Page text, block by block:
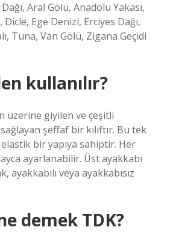
Aral Gölü, Anadolu Yakası,
Dicle, Ege Denizi, Erciyes Dağı,
Tuna, Van Gölü, Zigana Geçidi
kullanılır?
üzerine giyilen ve çeşitli
şeffaf bir kılıftır. Bu tek
elastik bir yapıya sahiptir. Her
ayarlanabilir. Üst ayakkabı
ayakkabılı veya ayakkabısız
demek TDK?